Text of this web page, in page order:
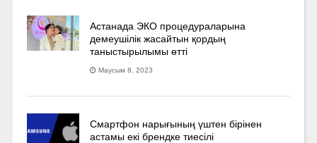
Астанада ЭКО процедураларына
демеушілік жасайтын қордың
таныстырылымы өтті
Маусым 8, 2023
Смартфон нарығының үштен бірінен
астамы екі брендке тиесілі